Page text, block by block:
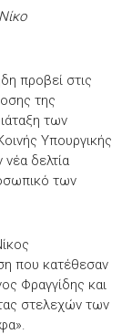
προβεί στις
της
των
Υπουργικής
δελτία
των
που κατέθεσαν
Φραγγίδης και
στελεχών των